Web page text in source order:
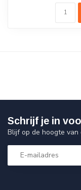
Schrijf je in
Blijf op de hoogte